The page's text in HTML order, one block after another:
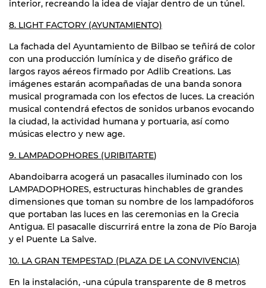
interior, recreando la idea de viajar dentro de un túnel.
8. LIGHT FACTORY (AYUNTAMIENTO)
La fachada del Ayuntamiento de Bilbao se teñirá de color
con una producción lumínica y de diseño gráfico de
largos rayos aéreos firmado por Adlib Creations. Las
imágenes estarán acompañadas de una banda sonora
musical programada con los efectos de luces. La creación
musical contendrá efectos de sonidos urbanos evocando
la ciudad, la actividad humana y portuaria, así como
músicas electro y new age.
9. LAMPADOPHORES (URIBITARTE)
Abandoibarra acogerá un pasacalles iluminado con los
LAMPADOPHORES, estructuras hinchables de grandes
dimensiones que toman su nombre de los lampadóforos
que portaban las luces en las ceremonias en la Grecia
Antigua. El pasacalle discurrirá entre la zona de Pío Baroja
y el Puente La Salve.
10. LA GRAN TEMPESTAD (PLAZA DE LA CONVIVENCIA)
En la instalación, -una cúpula transparente de 8 metros